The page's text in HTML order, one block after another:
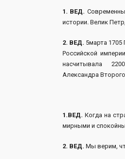
1. ВЕД.
истории. Велик
2. ВЕД. 5марта
Российской
насчитывала
Александра
1.ВЕД. Когда на
мирными и
2. ВЕД. Мы верим,